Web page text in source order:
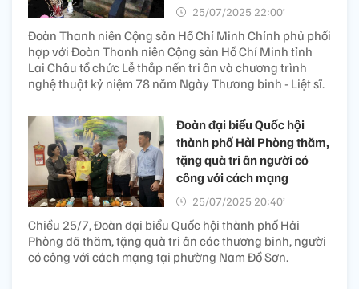
25/07/2025 22:00’
Đoàn Thanh niên Cộng sản Hồ Chí Minh Chính phủ phối
hợp với Đoàn Thanh niên Cộng sản Hồ Chí Minh tỉnh
Lai Châu tổ chức Lễ thắp nến tri ân và chương trình
nghệ thuật kỷ niệm 78 năm Ngày Thương binh - Liệt sĩ.
Đoàn đại biểu Quốc hội
thành phố Hải Phòng thăm,
tặng quà tri ân người có
công với cách mạng
25/07/2025 20:40’
Chiều 25/7, Đoàn đại biểu Quốc hội thành phố Hải
Phòng đã thăm, tặng quà tri ân các thương binh, người
có công với cách mạng tại phường Nam Đồ Sơn.